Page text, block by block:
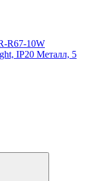
R67-10W
IP20 Металл, 5